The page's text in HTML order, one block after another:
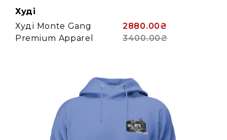
Худі
Худі Monte Gang
Premium Apparel
2880.00₴
3400.00₴